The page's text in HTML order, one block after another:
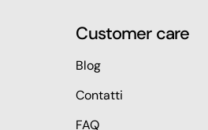
Customer care
Blog
Contatti
FAQ